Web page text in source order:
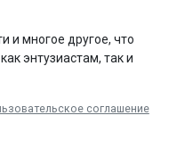
и многое другое, что
энтузиастам, так и
соглашение